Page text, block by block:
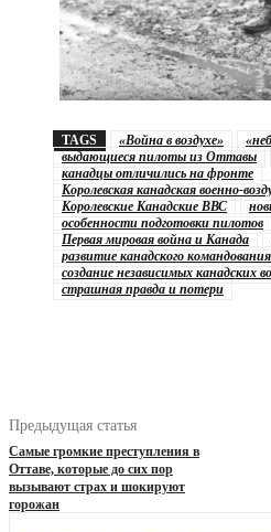
TAGS «Война в воздухе»
выдающиеся пилоты из Оттавы
канадцы отличились на фронте
Королевская канадская военно-
Королевские Канадские ВВС
особенности подготовки пилотов
Первая мировая война и Канада
развитие канадского командования
создание независимых канадских
страшная правда и потери
Предыдущая статья
Самые громкие преступления в
Оттаве, которые до сих пор
вызывают страх и шокируют
горожан